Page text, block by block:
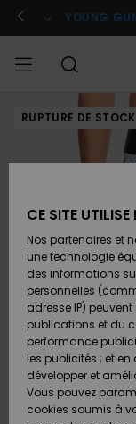
l'information
le
Se connecter /
YOUNG
HOMME
FEMME
SURF
SNOW
OUTLET
RUPTURE DE STOCK
CE SITE
Nos partenaires et
une technologie
des informations
personnelles
adresse IP)
publications et du
performance
les publicités ; et
développer et
Vous pouvez
cookies soumis à